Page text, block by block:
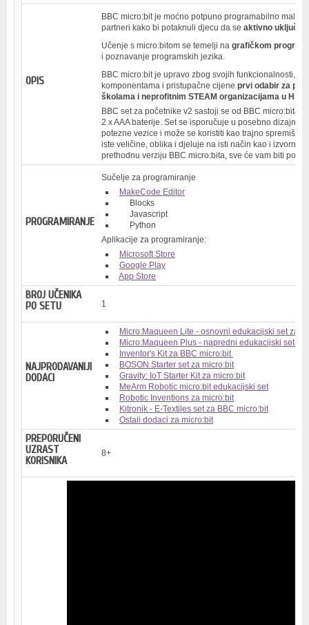
OPIS
BBC micro:bit je moćno potpuno programabilno malo
partneri kako bi potaknuli djecu da se aktivno uključe
Učenje s micro:bitom se temelji na grafičkom
i poznavanje programskih jezika.
BBC micro:bit je upravo zbog svojih funkcionalnosti,
komponentama i pristupačne cijene prvi odabir za
školama i neprofitnim STEAM organizacijama u
BBC set za početnike v2 sastoji se od BBC micro:bita
2 x AAA baterije. Set se isporučuje u posebno
potezne vezice i može se koristiti kao trajno spremište
iste veličine, oblika i djeluje na isti način kao i izvorni
prethodnu verziju BBC micro:bita, sve će vam biti
PROGRAMIRANJE
Sučelje za programiranje
MakeCode Editor
Blocks
Javascript
Python
Aplikacije za programiranje:
Microsoft Store
Google Play
App Store
BROJ UČENIKA
PO SETU
1
NAJPRODAVANIJI
DODACI
Micro:Maqueen Lite - osnovni edukacijski set za
Micro:Maqueen Plus - napredni edukacijski set za
Inventor's Kit za BBC micro:bit
BOSON Starter set za micro:bit
Gravity: IoT Starter Kit za micro:bit
MeArm Robotic micro:bit edukacijski set
Robotic Inventions za micro:bit
Kitronik - E-Textiles set za BBC micro:bit
Ostali dodaci za micro:bit
PREPORUČENI
UZRAST
KORISNIKA
8+